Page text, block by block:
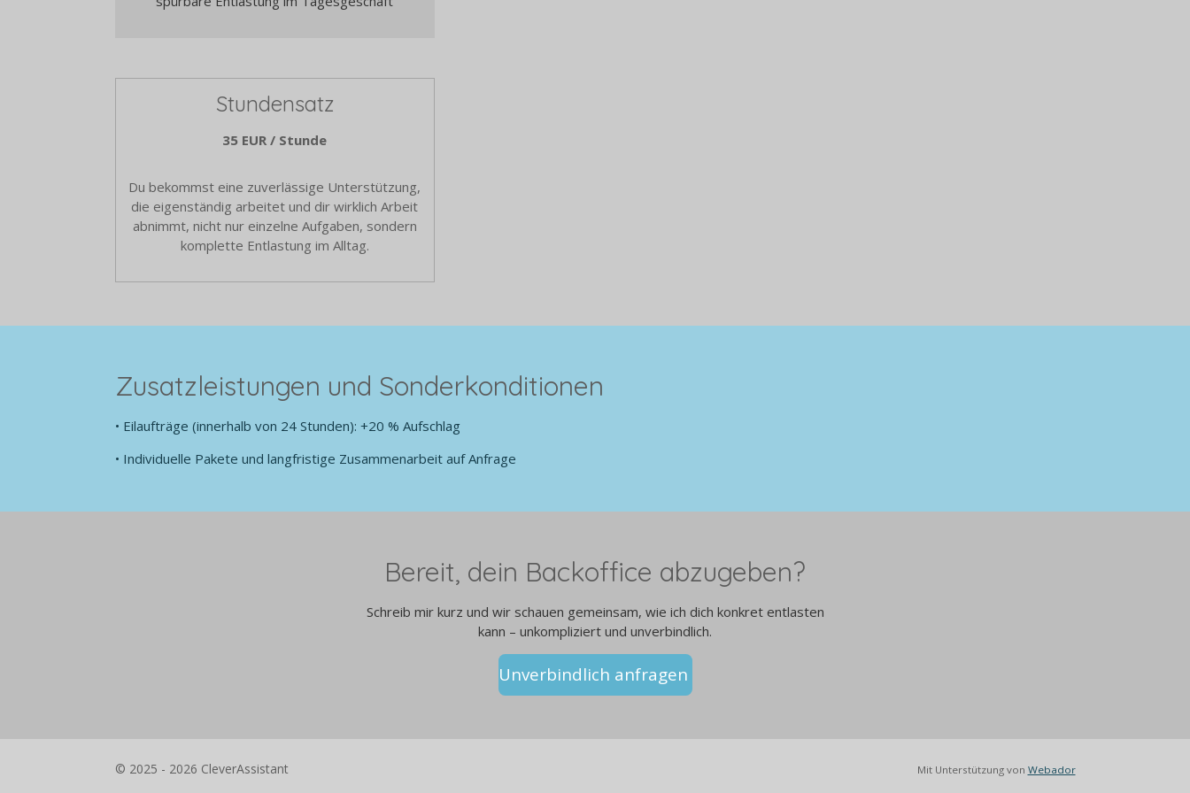
Stundensatz
35 EUR / Stunde
Du bekommst eine zuverlässige Unterstützung,
die eigenständig arbeitet und dir wirklich Arbeit
abnimmt, nicht nur einzelne Aufgaben, sondern
komplette Entlastung im Alltag.
Zusatzleistungen und Sonderkonditionen
• Eilaufträge (innerhalb von 24 Stunden): +20 % Aufschlag
• Individuelle Pakete und langfristige Zusammenarbeit auf Anfrage
Bereit, dein Backoffice abzugeben?
Schreib mir kurz und wir schauen gemeinsam, wie ich dich konkret entlasten
kann – unkompliziert und unverbindlich.
Unverbindlich anfragen
© 2025 - 2026 CleverAssistant Mit Unterstützung von Webador